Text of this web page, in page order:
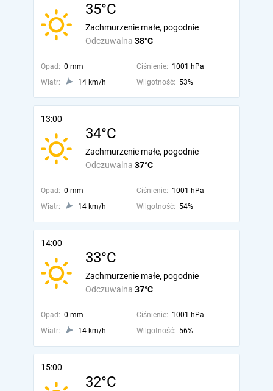
35°C
Odczuwalna 38°C
Zachmurzenie małe, pogodnie
Opad: 0 mm Ciśnienie: 1001 hPa
Wiatr:
14 km/h Wilgotność: 53%
13:00
34°C
Odczuwalna 37°C
Zachmurzenie małe, pogodnie
Opad: 0 mm Ciśnienie: 1001 hPa
Wiatr:
14 km/h Wilgotność: 54%
14:00
33°C
Odczuwalna 37°C
Zachmurzenie małe, pogodnie
Opad: 0 mm Ciśnienie: 1001 hPa
Wiatr:
14 km/h Wilgotność: 56%
15:00
32°C